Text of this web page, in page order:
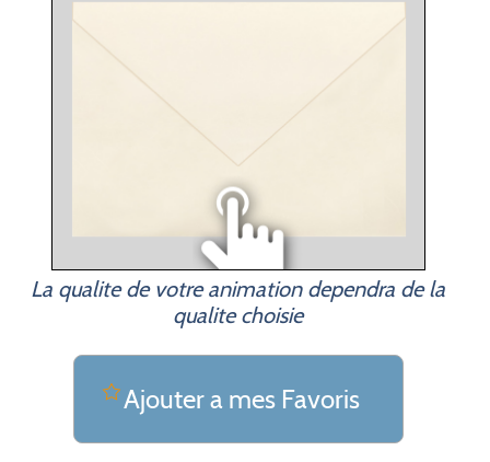
La qualite de votre animation dependra de la
qualite choisie
Ajouter a mes Favoris